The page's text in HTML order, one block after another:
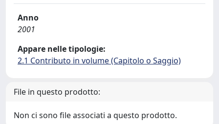
Anno
2001
Appare nelle tipologie:
2.1 Contributo in volume (Capitolo o Saggio)
File in questo prodotto:
Non ci sono file associati a questo prodotto.